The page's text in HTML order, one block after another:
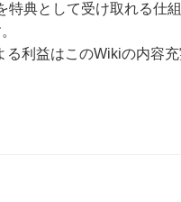
特典として受け取れる仕
る利益はこのWikiの内容充